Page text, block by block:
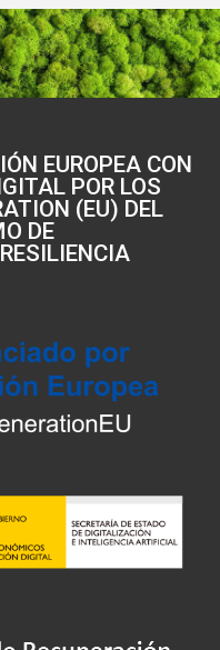
EUROPEA CON
POR LOS
(EU) DEL
DE